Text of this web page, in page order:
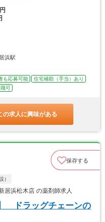
浜駅
も応募可能
住宅補助（手当）あり
可
の求人に興味がある
保存する
）
浜松木店 の薬剤師求人
ドラッグチェーンの